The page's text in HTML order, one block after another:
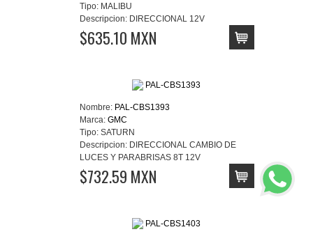
Tipo: MALIBU
Descripcion: DIRECCIONAL 12V
$635.10 MXN
Nombre: PAL-CBS1393
Marca: GMC
Tipo: SATURN
Descripcion: DIRECCIONAL CAMBIO DE
LUCES Y PARABRISAS 8T 12V
$732.59 MXN